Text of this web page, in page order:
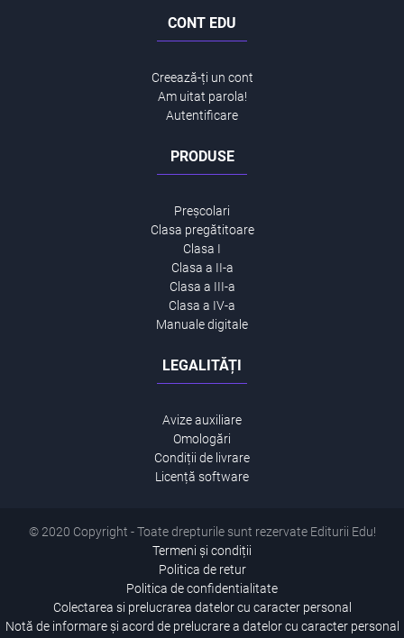
CONT EDU
Creează-ți un cont
Am uitat parola!
Autentificare
PRODUSE
Preșcolari
Clasa pregătitoare
Clasa I
Clasa a II-a
Clasa a III-a
Clasa a IV-a
Manuale digitale
LEGALITĂȚI
Avize auxiliare
Omologări
Condiții de livrare
Licență software
© 2020 Copyright - Toate drepturile sunt rezervate Editurii Edu!
Termeni și condiții
Politica de retur
Politica de confidentialitate
Colectarea si prelucrarea datelor cu caracter personal
Notă de informare și acord de prelucrare a datelor cu caracter personal